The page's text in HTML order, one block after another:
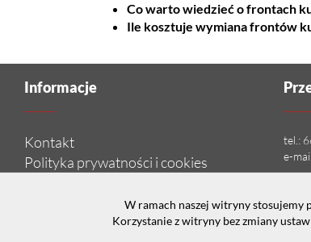
Co warto wiedzieć o frontach
Ile kosztuje wymiana frontów
Informacje
Kontakt
Polityka prywatności i cookies
tel.:
e-
W ramach naszej witryny stosujemy
Korzystanie z witryny bez zmiany